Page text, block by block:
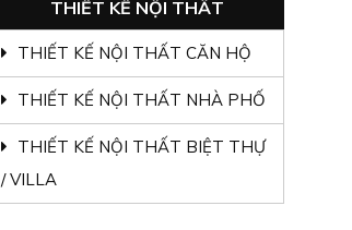
THIẾT KẾ NỘI THẤT
THIẾT KẾ NỘI THẤT CĂN HỘ
THIẾT KẾ NỘI THẤT NHÀ PHỐ
THIẾT KẾ NỘI THẤT BIỆT THỰ
/ VILLA